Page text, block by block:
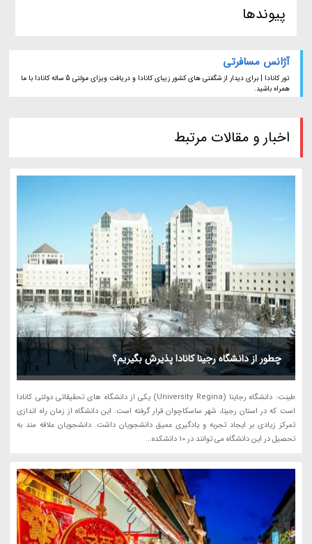
پیوندها
آژانس مسافرتی
تور کانادا | برای دیدار از شگفتی های کشور زیبای کانادا و دریافت ویزای مولتی 5 ساله کانادا با ما
همراه باشید.
اخبار و مقالات مرتبط
چطور از دانشگاه رجینا کانادا پذیرش بگیریم؟
طینت: دانشگاه رجاینا (University Regina) یکی از دانشگاه های تحقیقاتی دولتی کانادا
است که در استان رجینا، شهر ساسکاچوان قرار گرفته است. این دانشگاه از زمان راه اندازی
تمرکز زیادی بر ایجاد تجربه و یادگیری عمیق دانشجویان داشت. دانشجویان علاقه مند به
تحصیل در این دانشگاه می توانند در 10 دانشکده...